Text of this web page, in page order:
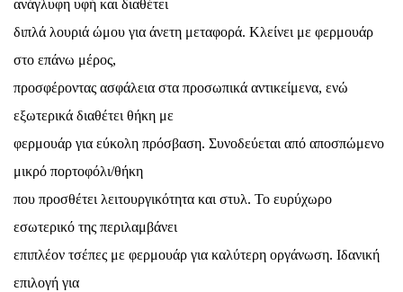
ανάγλυφη υφή και διαθέτει
διπλά λουριά ώμου για άνετη μεταφορά. Κλείνει με φερμουάρ
στο επάνω μέρος,
προσφέροντας ασφάλεια στα προσωπικά αντικείμενα, ενώ
εξωτερικά διαθέτει θήκη με
φερμουάρ για εύκολη πρόσβαση. Συνοδεύεται από αποσπώμενο
μικρό πορτοφόλι/θήκη
που προσθέτει λειτουργικότητα και στυλ. Το ευρύχωρο
εσωτερικό της περιλαμβάνει
επιπλέον τσέπες με φερμουάρ για καλύτερη οργάνωση. Ιδανική
επιλογή για